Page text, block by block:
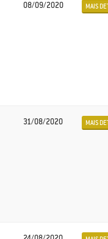
08/09/2020 MAIS
31/08/2020 MAIS